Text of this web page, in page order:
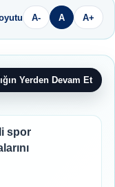
A- A A+
Yerden Devam Et
spor